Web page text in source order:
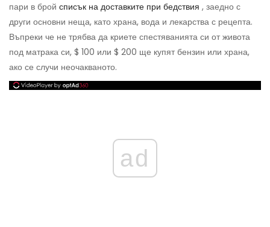
пари в брой списък на доставките при бедствия , заедно с
други основни неща, като храна, вода и лекарства с рецепта.
Въпреки че не трябва да криете спестяванията си от живота
под матрака си, $ 100 или $ 200 ще купят бензин или храна,
ако се случи неочакваното.
ad